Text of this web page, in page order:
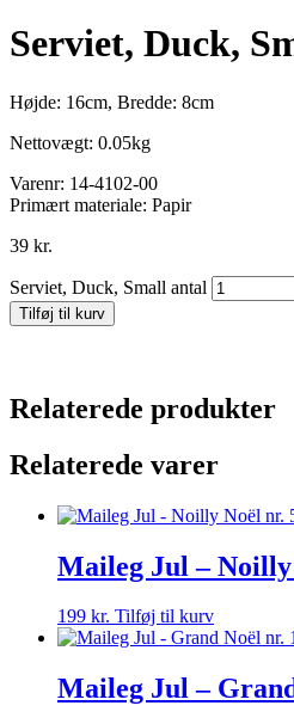
Serviet, Duck,
Højde: 16cm, Bredde: 8cm
Nettovægt: 0.05kg
Varenr: 14-4102-00
Primært materiale: Papir
39 kr.
Serviet, Duck, Small antal
Tilføj til kurv
Relaterede produkter
Relaterede varer
Maileg Jul –
199 kr. Tilføj til kurv
Maileg Jul –